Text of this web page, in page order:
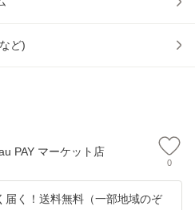
ど)
PAY マーケット店
0
届く！送料無料（一部地域のぞ